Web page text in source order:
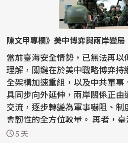
陳文甲專欄》美中博弈與兩岸變
當前臺海安全情勢，已無法再
理解，關鍵在於美中戰略博弈持
全架構加速重組，以及中共軍事
具同步向外延伸，兩岸關係正由
交流，逐步轉變為軍事嚇阻、
會韌性的全方位較量。 再者，臺灣面對的威脅，也不再
只是軍...
5 天